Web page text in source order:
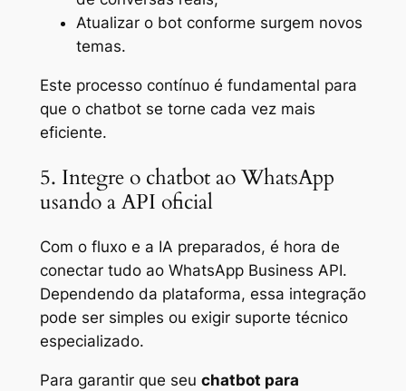
Atualizar o bot conforme surgem novos
temas.
Este processo contínuo é fundamental para
que o chatbot se torne cada vez mais
eficiente.
5. Integre o chatbot ao WhatsApp
usando a API oficial
Com o fluxo e a IA preparados, é hora de
conectar tudo ao WhatsApp Business API.
Dependendo da plataforma, essa integração
pode ser simples ou exigir suporte técnico
especializado.
Para garantir que seu chatbot para